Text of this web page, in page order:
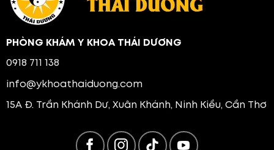
PHÒNG KHÁM Y KHOA THÁI DƯƠNG
0918 711 138
info@ykhoathaiduong.com
15A Đ. Trần Khánh Dư, Xuân Khánh, Ninh Kiều, Cần Thơ